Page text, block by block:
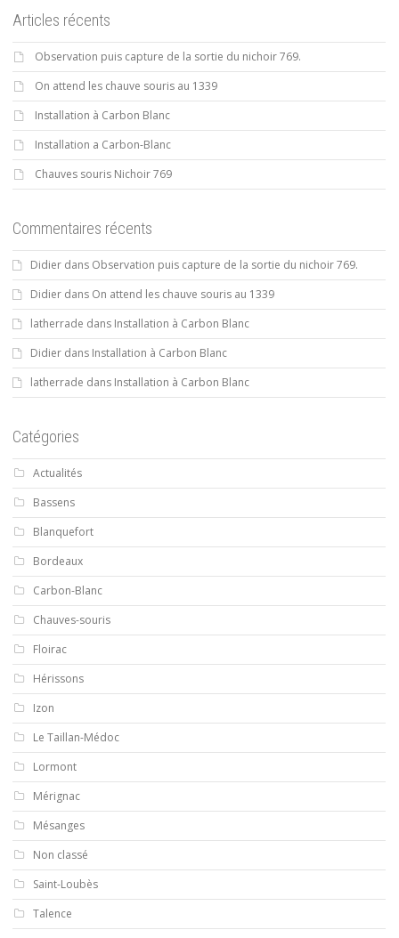
Articles récents
Observation puis capture de la sortie du nichoir 769.
On attend les chauve souris au 1339
Installation à Carbon Blanc
Installation a Carbon-Blanc
Chauves souris Nichoir 769
Commentaires récents
Didier dans Observation puis capture de la sortie du nichoir 769.
Didier dans On attend les chauve souris au 1339
latherrade dans Installation à Carbon Blanc
Didier dans Installation à Carbon Blanc
latherrade dans Installation à Carbon Blanc
Catégories
Actualités
Bassens
Blanquefort
Bordeaux
Carbon-Blanc
Chauves-souris
Floirac
Hérissons
Izon
Le Taillan-Médoc
Lormont
Mérignac
Mésanges
Non classé
Saint-Loubès
Talence